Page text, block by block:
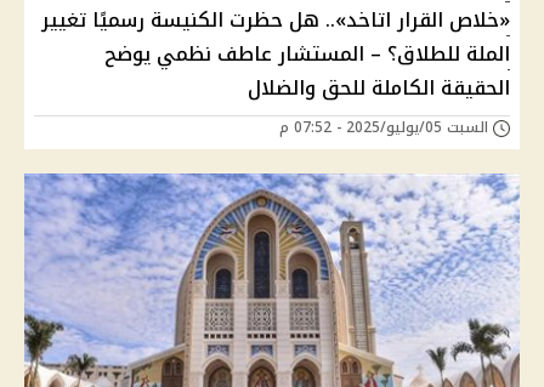
«خلاص القرار اتاخد».. هل حظرت الكنيسة رسميًا تغيير
الملة للطلاق؟ – المستشار عاطف نظمي يوضح
الحقيقة الكاملة للحق والضلال
السبت 05/يوليو/2025 - 07:52 م